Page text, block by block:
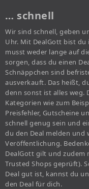
… schnell
Wir sind schnell, geben
Uhr. Mit DealGott bist
musst weder lange auf
sorgen, dass du einen
Schnäppchen sind
ausverkauft. Das heißt,
denn sonst ist alles weg.
Kategorien wie zum
Preisfehler, Gutscheine
schnell genug sein und
du den Deal melden
Veröffentlichung.
DealGott gilt und zudem
Trusted Shops geprüft).
Deal gut ist, kannst du
den Deal für dich.